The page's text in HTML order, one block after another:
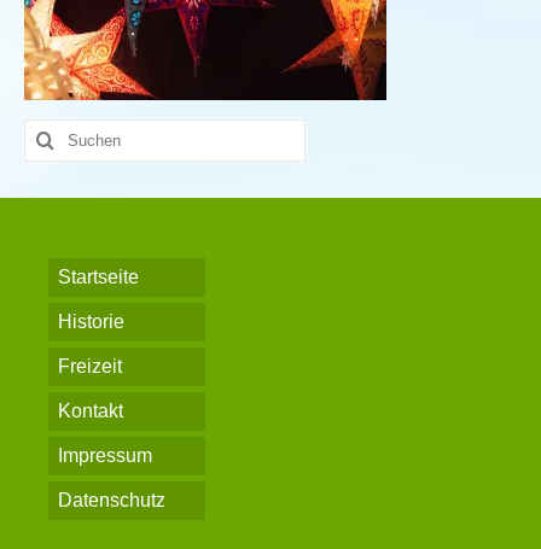
Suche
nach:
Startseite
Historie
Freizeit
Kontakt
Impressum
Datenschutz